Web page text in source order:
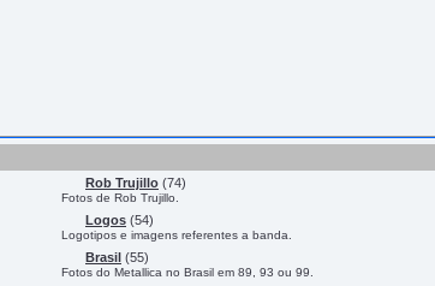
Rob Trujillo (74)
Fotos de Rob Trujillo.
Logos (54)
Logotipos e imagens referentes a banda.
Brasil (55)
Fotos do Metallica no Brasil em 89, 93 ou 99.